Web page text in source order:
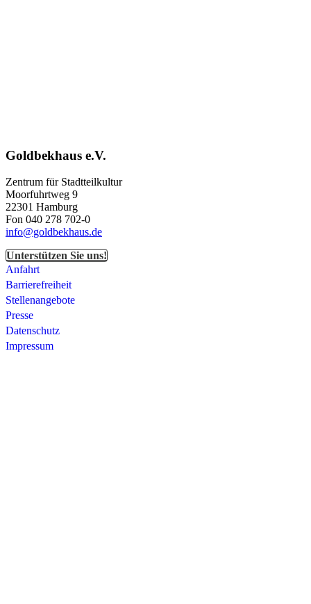
Goldbekhaus e.V.
Zentrum für Stadtteilkultur
Moorfuhrtweg 9
22301 Hamburg
Fon 040 278 702-0
info@goldbekhaus.de
Unterstützen Sie uns!
Anfahrt
Barrierefreiheit
Stellenangebote
Presse
Datenschutz
Impressum